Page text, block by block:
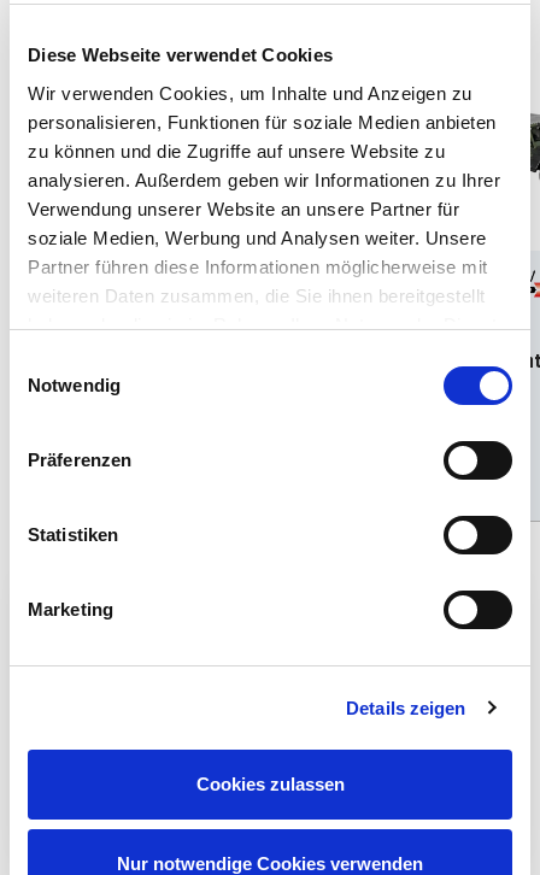
Diese Webseite verwendet Cookies
Wir verwenden Cookies, um Inhalte und Anzeigen zu
personalisieren, Funktionen für soziale Medien anbieten
zu können und die Zugriffe auf unsere Website zu
analysieren. Außerdem geben wir Informationen zu Ihrer
Verwendung unserer Website an unsere Partner für
soziale Medien, Werbung und Analysen weiter. Unsere
Partner führen diese Informationen möglicherweise mit
weiteren Daten zusammen, die Sie ihnen bereitgestellt
haben oder die sie im Rahmen Ihrer Nutzung der Dienste
Notwendig
Präferenzen
Statistiken
Marketing
Details zeigen
Cookies zulassen
Nur notwendige Cookies verwenden
Art. Nr 033429090
ár
áron
Art. Nr 632779090
Model Set Truck GL
Hozzáadás
Modellépítési hírei egyenesen a
kezdő ajándékként a Revell hírlevéllel!
FELIRATKOZOM